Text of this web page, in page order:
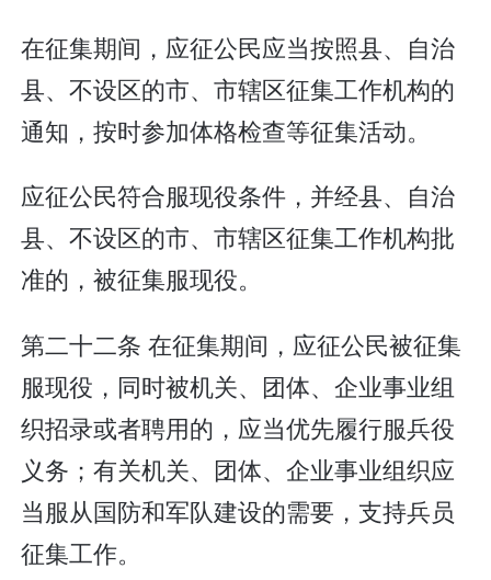
在征集期间，应征公民应当按照县、自治
县、不设区的市、市辖区征集工作机构的
通知，按时参加体格检查等征集活动。
应征公民符合服现役条件，并经县、自治
县、不设区的市、市辖区征集工作机构批
准的，被征集服现役。
第二十二条 在征集期间，应征公民被征集
服现役，同时被机关、团体、企业事业组
织招录或者聘用的，应当优先履行服兵役
义务；有关机关、团体、企业事业组织应
当服从国防和军队建设的需要，支持兵员
征集工作。